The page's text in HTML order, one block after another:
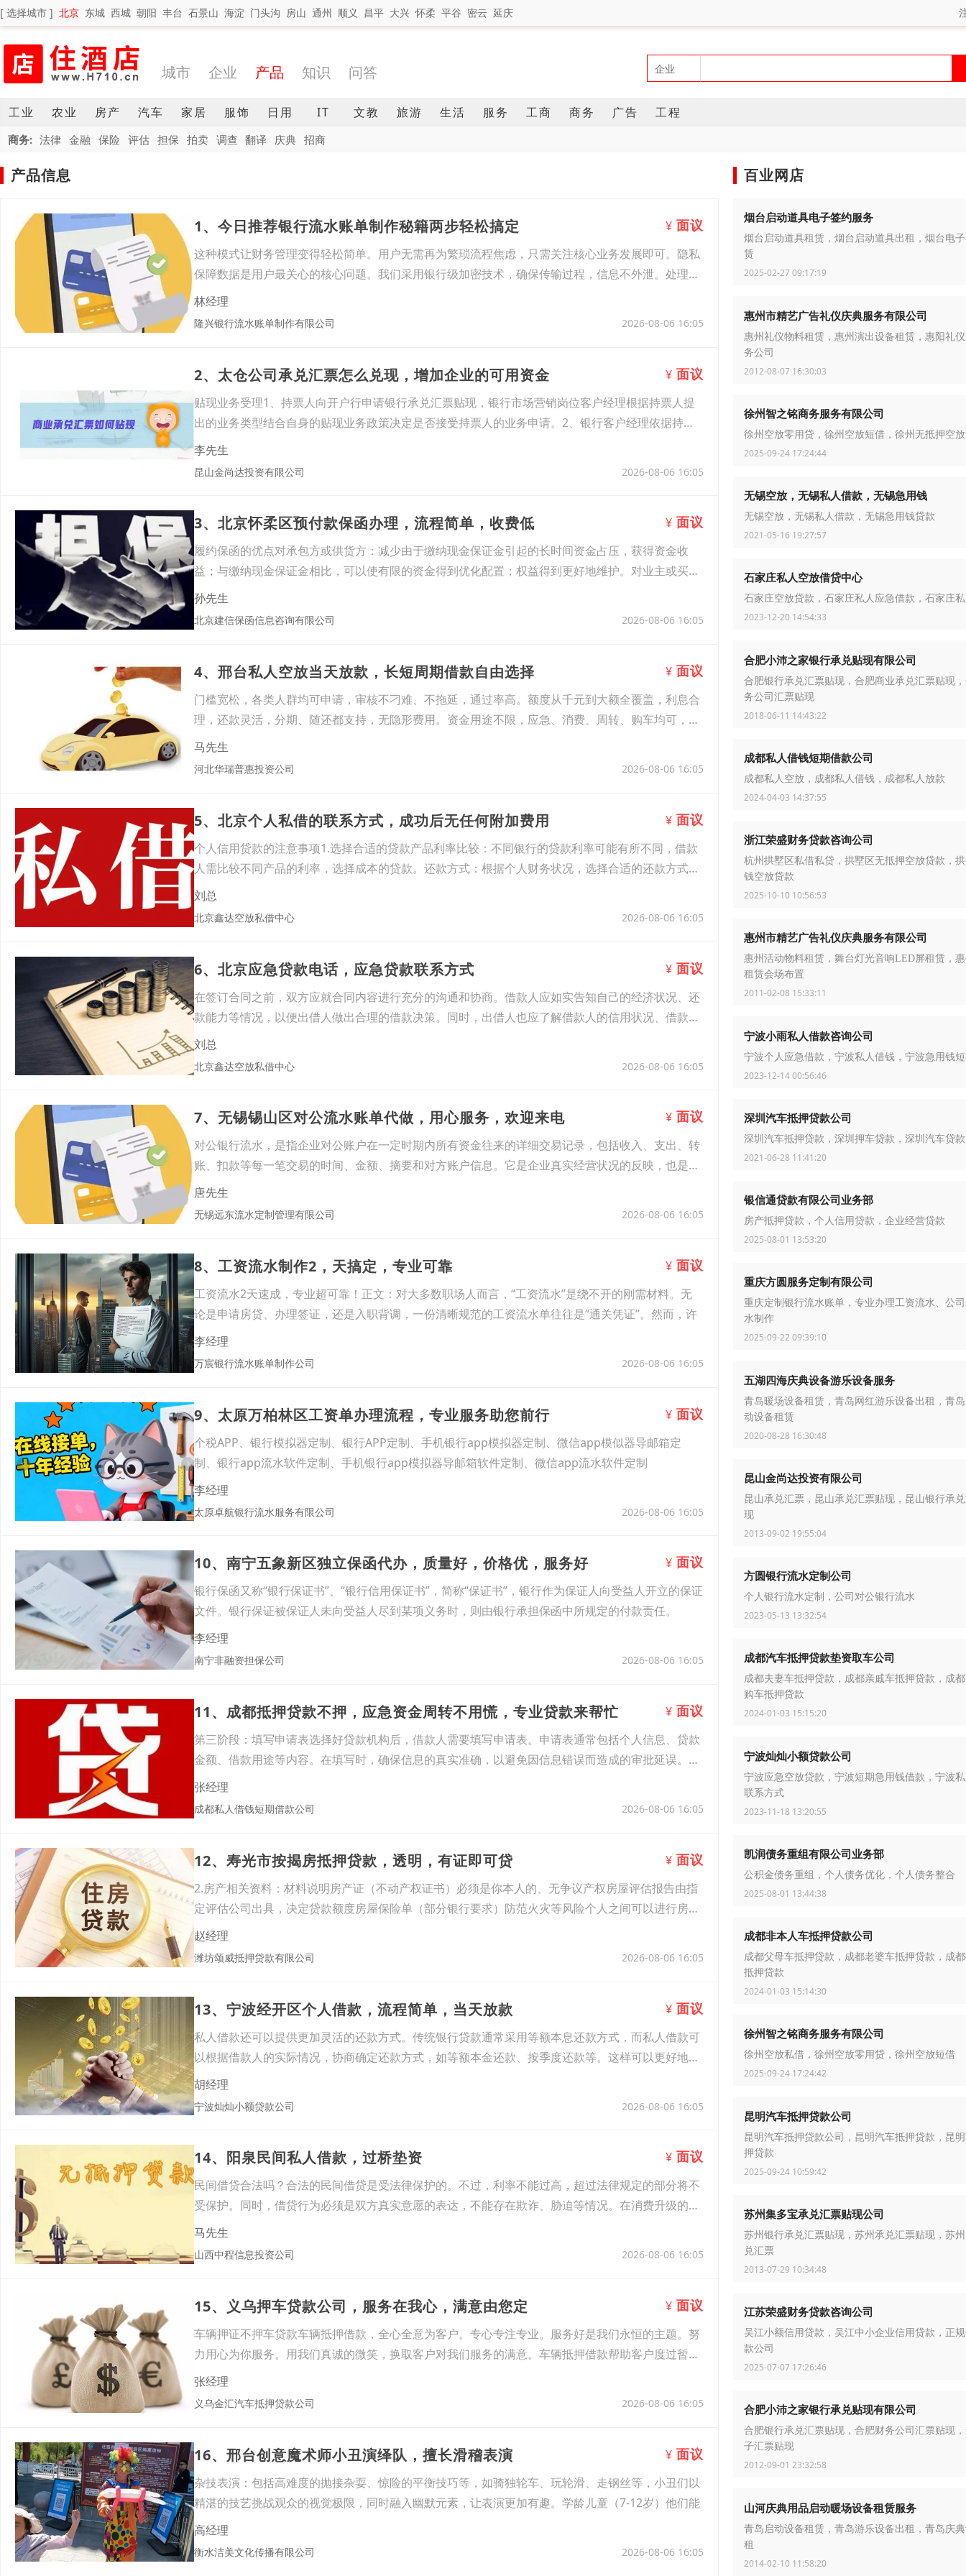
[ 选择城市 ] 北京 东城 西城 朝阳 丰台 石景山 海淀 门头沟 房山 通州 顺义 昌平 大兴 怀柔 平谷 密云 延庆
城市 企业 产品 知识 问答
工业 农业 房产 汽车 家居 服饰 日用 IT 文教 旅游 生活 服务 工商 商务 广告 工程
商务: 法律 金融 保险 评估 担保 拍卖 调查 翻译 庆典 招商
产品信息
1、今日推荐银行流水账单制作秘籍两步轻松搞定 ¥ 面议
这种模式让财务管理变得轻松简单。用户无需再为繁琐流程焦虑，只需关注核心业务发展即可。隐私
保障数据是用户最关心的核心问题。我们采用银行级加密技术，确保传输过程，信息不外泄。处理全
程严
林经理
隆兴银行流水账单制作有限公司 2026-08-06 16:05
2、太仓公司承兑汇票怎么兑现，增加企业的可用资金 ¥ 面议
贴现业务受理1、持票人向开户行申请银行承兑汇票贴现，银行市场营销岗位客户经理根据持票人提
出的业务类型结合自身的贴现业务政策决定是否接受持票人的业务申请。2、银行客户经理依据持票
人的
李先生
昆山金尚达投资有限公司 2026-08-06 16:05
3、北京怀柔区预付款保函办理，流程简单，收费低 ¥ 面议
履约保函的优点对承包方或供货方：减少由于缴纳现金保证金引起的长时间资金占压，获得资金收
益；与缴纳现金保证金相比，可以使有限的资金得到优化配置；权益得到更好地维护。对业主或买
方：合理
孙先生
北京建信保函信息咨询有限公司 2026-08-06 16:05
4、邢台私人空放当天放款，长短周期借款自由选择 ¥ 面议
门槛宽松，各类人群均可申请，审核不刁难、不拖延，通过率高。额度从千元到大额全覆盖，利息合
理，还款灵活，分期、随还都支持，无隐形费用。资金用途不限，应急、消费、周转、购车均可，合
规，
马先生
河北华瑞普惠投资公司 2026-08-06 16:05
5、北京个人私借的联系方式，成功后无任何附加费用 ¥ 面议
个人信用贷款的注意事项1.选择合适的贷款产品利率比较：不同银行的贷款利率可能有所不同，借款
人需比较不同产品的利率，选择成本的贷款。还款方式：根据个人财务状况，选择合适的还款方式，
如
刘总
北京鑫达空放私借中心 2026-08-06 16:05
6、北京应急贷款电话，应急贷款联系方式 ¥ 面议
在签订合同之前，双方应就合同内容进行充分的沟通和协商。借款人应如实告知自己的经济状况、还
款能力等情况，以便出借人做出合理的借款决策。同时，出借人也应了解借款人的信用状况、借款用
途等
刘总
北京鑫达空放私借中心 2026-08-06 16:05
7、无锡锡山区对公流水账单代做，用心服务，欢迎来电 ¥ 面议
对公银行流水，是指企业对公账户在一定时期内所有资金往来的详细交易记录，包括收入、支出、转
账、扣款等每一笔交易的时间、金额、摘要和对方账户信息。它是企业真实经营状况的反映，也是银
行、
唐先生
无锡远东流水定制管理有限公司 2026-08-06 16:05
8、工资流水制作2，天搞定，专业可靠 ¥ 面议
工资流水2天速成，专业超可靠！正文：对大多数职场人而言，“工资流水”是绕不开的刚需材料。无
论是申请房贷、办理签证，还是入职背调，一份清晰规范的工资流水单往往是“通关凭证”。然而，许
李经理
万宸银行流水账单制作公司 2026-08-06 16:05
9、太原万柏林区工资单办理流程，专业服务助您前行 ¥ 面议
个税APP、银行模拟器定制、银行APP定制、手机银行app模拟器定制、微信app模似器导邮箱定
制、银行app流水软件定制、手机银行app模拟器导邮箱软件定制、微信app流水软件定制
李经理
太原卓航银行流水服务有限公司 2026-08-06 16:05
10、南宁五象新区独立保函代办，质量好，价格优，服务好 ¥ 面议
银行保函又称“银行保证书”、“银行信用保证书”，简称“保证书”，银行作为保证人向受益人开立的保证
文件。银行保证被保证人未向受益人尽到某项义务时，则由银行承担保函中所规定的付款责任。
李经理
南宁非融资担保公司 2026-08-06 16:05
11、成都抵押贷款不押，应急资金周转不用慌，专业贷款来帮忙 ¥ 面议
第三阶段：填写申请表选择好贷款机构后，借款人需要填写申请表。申请表通常包括个人信息、贷款
金额、借款用途等内容。在填写时，确保信息的真实准确，以避免因信息错误而造成的审批延误。随
着生
张经理
成都私人借钱短期借款公司 2026-08-06 16:05
12、寿光市按揭房抵押贷款，透明，有证即可贷 ¥ 面议
2.房产相关资料：材料说明房产证（不动产权证书）必须是你本人的、无争议产权房屋评估报告由指
定评估公司出具，决定贷款额度房屋保险单（部分银行要求）防范火灾等风险个人之间可以进行房屋
抵
赵经理
潍坊颂威抵押贷款有限公司 2026-08-06 16:05
13、宁波经开区个人借款，流程简单，当天放款 ¥ 面议
私人借款还可以提供更加灵活的还款方式。传统银行贷款通常采用等额本息还款方式，而私人借款可
以根据借款人的实际情况，协商确定还款方式，如等额本金还款、按季度还款等。这样可以更好地满
足借
胡经理
宁波灿灿小额贷款公司 2026-08-06 16:05
14、阳泉民间私人借款，过桥垫资 ¥ 面议
民间借贷合法吗？合法的民间借贷是受法律保护的。不过，利率不能过高，超过法律规定的部分将不
受保护。同时，借贷行为必须是双方真实意愿的表达，不能存在欺诈、胁迫等情况。在消费升级的当
下，
马先生
山西中程信息投资公司 2026-08-06 16:05
15、义乌押车贷款公司，服务在我心，满意由您定 ¥ 面议
车辆押证不押车贷款车辆抵押借款，全心全意为客户。专心专注专业。服务好是我们永恒的主题。努
力用心为你服务。用我们真诚的微笑，换取客户对我们服务的满意。车辆抵押借款帮助客户度过暂时
困难
张经理
义乌金汇汽车抵押贷款公司 2026-08-06 16:05
16、邢台创意魔术师小丑演绎队，擅长滑稽表演 ¥ 面议
杂技表演：包括高难度的抛接杂耍、惊险的平衡技巧等，如骑独轮车、玩轮滑、走钢丝等，小丑们以
精湛的技艺挑战观众的视觉极限，同时融入幽默元素，让表演更加有趣。学龄儿童（7-12岁）他们能
高经理
衡水洁美文化传播有限公司 2026-08-06 16:05
百业网店
烟台启动道具电子签约服务
烟台启动道具租赁，烟台启动道具出租，烟台电
赁
2025-02-27 09:17:19
惠州市精艺广告礼仪庆典服务有限公司
惠州礼仪物料租赁，惠州演出设备租赁，惠阳礼
务公司
2012-08-07 16:30:03
徐州智之铭商务服务有限公司
徐州空放零用贷，徐州空放短借，徐州无抵押空
2025-09-24 17:24:44
无锡空放，无锡私人借款，无锡急用钱
无锡空放，无锡私人借款，无锡急用钱贷款
2021-05-16 19:27:57
石家庄私人空放借贷中心
石家庄空放贷款，石家庄私人应急借款，石家庄
2023-12-20 14:54:33
合肥小沛之家银行承兑贴现有限公司
合肥银行承兑汇票贴现，合肥商业承兑汇票贴现
务公司汇票贴现
2018-06-11 14:43:22
成都私人借钱短期借款公司
成都私人空放，成都私人借钱，成都私人放款
2024-04-03 14:37:55
浙江荣盛财务贷款咨询公司
杭州拱墅区私借私贷，拱墅区无抵押空放贷款，
钱空放贷款
2025-10-10 10:56:53
惠州市精艺广告礼仪庆典服务有限公司
惠州活动物料租赁，舞台灯光音响LED屏租赁，
租赁会场布置
2011-02-08 15:33:11
宁波小雨私人借款咨询公司
宁波个人应急借款，宁波私人借钱，宁波急用钱
2023-12-14 00:56:46
深圳汽车抵押贷款公司
深圳汽车抵押贷款，深圳押车贷款，深圳汽车贷款
2021-06-28 11:41:20
银信通贷款有限公司业务部
房产抵押贷款，个人信用贷款，企业经营贷款
2025-08-01 13:53:20
重庆方圆服务定制有限公司
重庆定制银行流水账单，专业办理工资流水、公
水制作
2025-09-22 09:39:10
五湖四海庆典设备游乐设备服务
青岛暖场设备租赁，青岛网红游乐设备出租，青
动设备租赁
2020-08-28 16:30:48
昆山金尚达投资有限公司
昆山承兑汇票，昆山承兑汇票贴现，昆山银行承
现
2013-09-02 19:55:04
方圆银行流水定制公司
个人银行流水定制，公司对公银行流水
2023-05-13 13:32:54
成都汽车抵押贷款垫资取车公司
成都夫妻车抵押贷款，成都亲戚车抵押贷款，成
购车抵押贷款
2024-01-03 15:15:20
宁波灿灿小额贷款公司
宁波应急空放贷款，宁波短期急用钱借款，宁波
联系方式
2023-11-18 13:20:55
凯润债务重组有限公司业务部
公积金债务重组，个人债务优化，个人债务整合
2025-08-01 13:44:38
成都非本人车抵押贷款公司
成都父母车抵押贷款，成都老婆车抵押贷款，成
抵押贷款
2024-01-03 15:14:30
徐州智之铭商务服务有限公司
徐州空放私借，徐州空放零用贷，徐州空放短借
2025-09-24 17:24:42
昆明汽车抵押贷款公司
昆明汽车抵押贷款公司，昆明汽车抵押贷款，昆
押贷款
2025-09-24 10:59:42
苏州集多宝承兑汇票贴现公司
苏州银行承兑汇票贴现，苏州承兑汇票贴现，苏
兑汇票
2013-07-29 10:34:48
江苏荣盛财务贷款咨询公司
吴江小额信用贷款，吴江中小企业信用贷款，正
款公司
2025-07-07 17:26:46
合肥小沛之家银行承兑贴现有限公司
合肥银行承兑汇票贴现，合肥财务公司汇票贴现
子汇票贴现
2012-09-01 23:32:58
山河庆典用品启动暖场设备租赁服务
青岛启动设备租赁，青岛游乐设备出租，青岛庆
租
2014-02-10 11:58:20